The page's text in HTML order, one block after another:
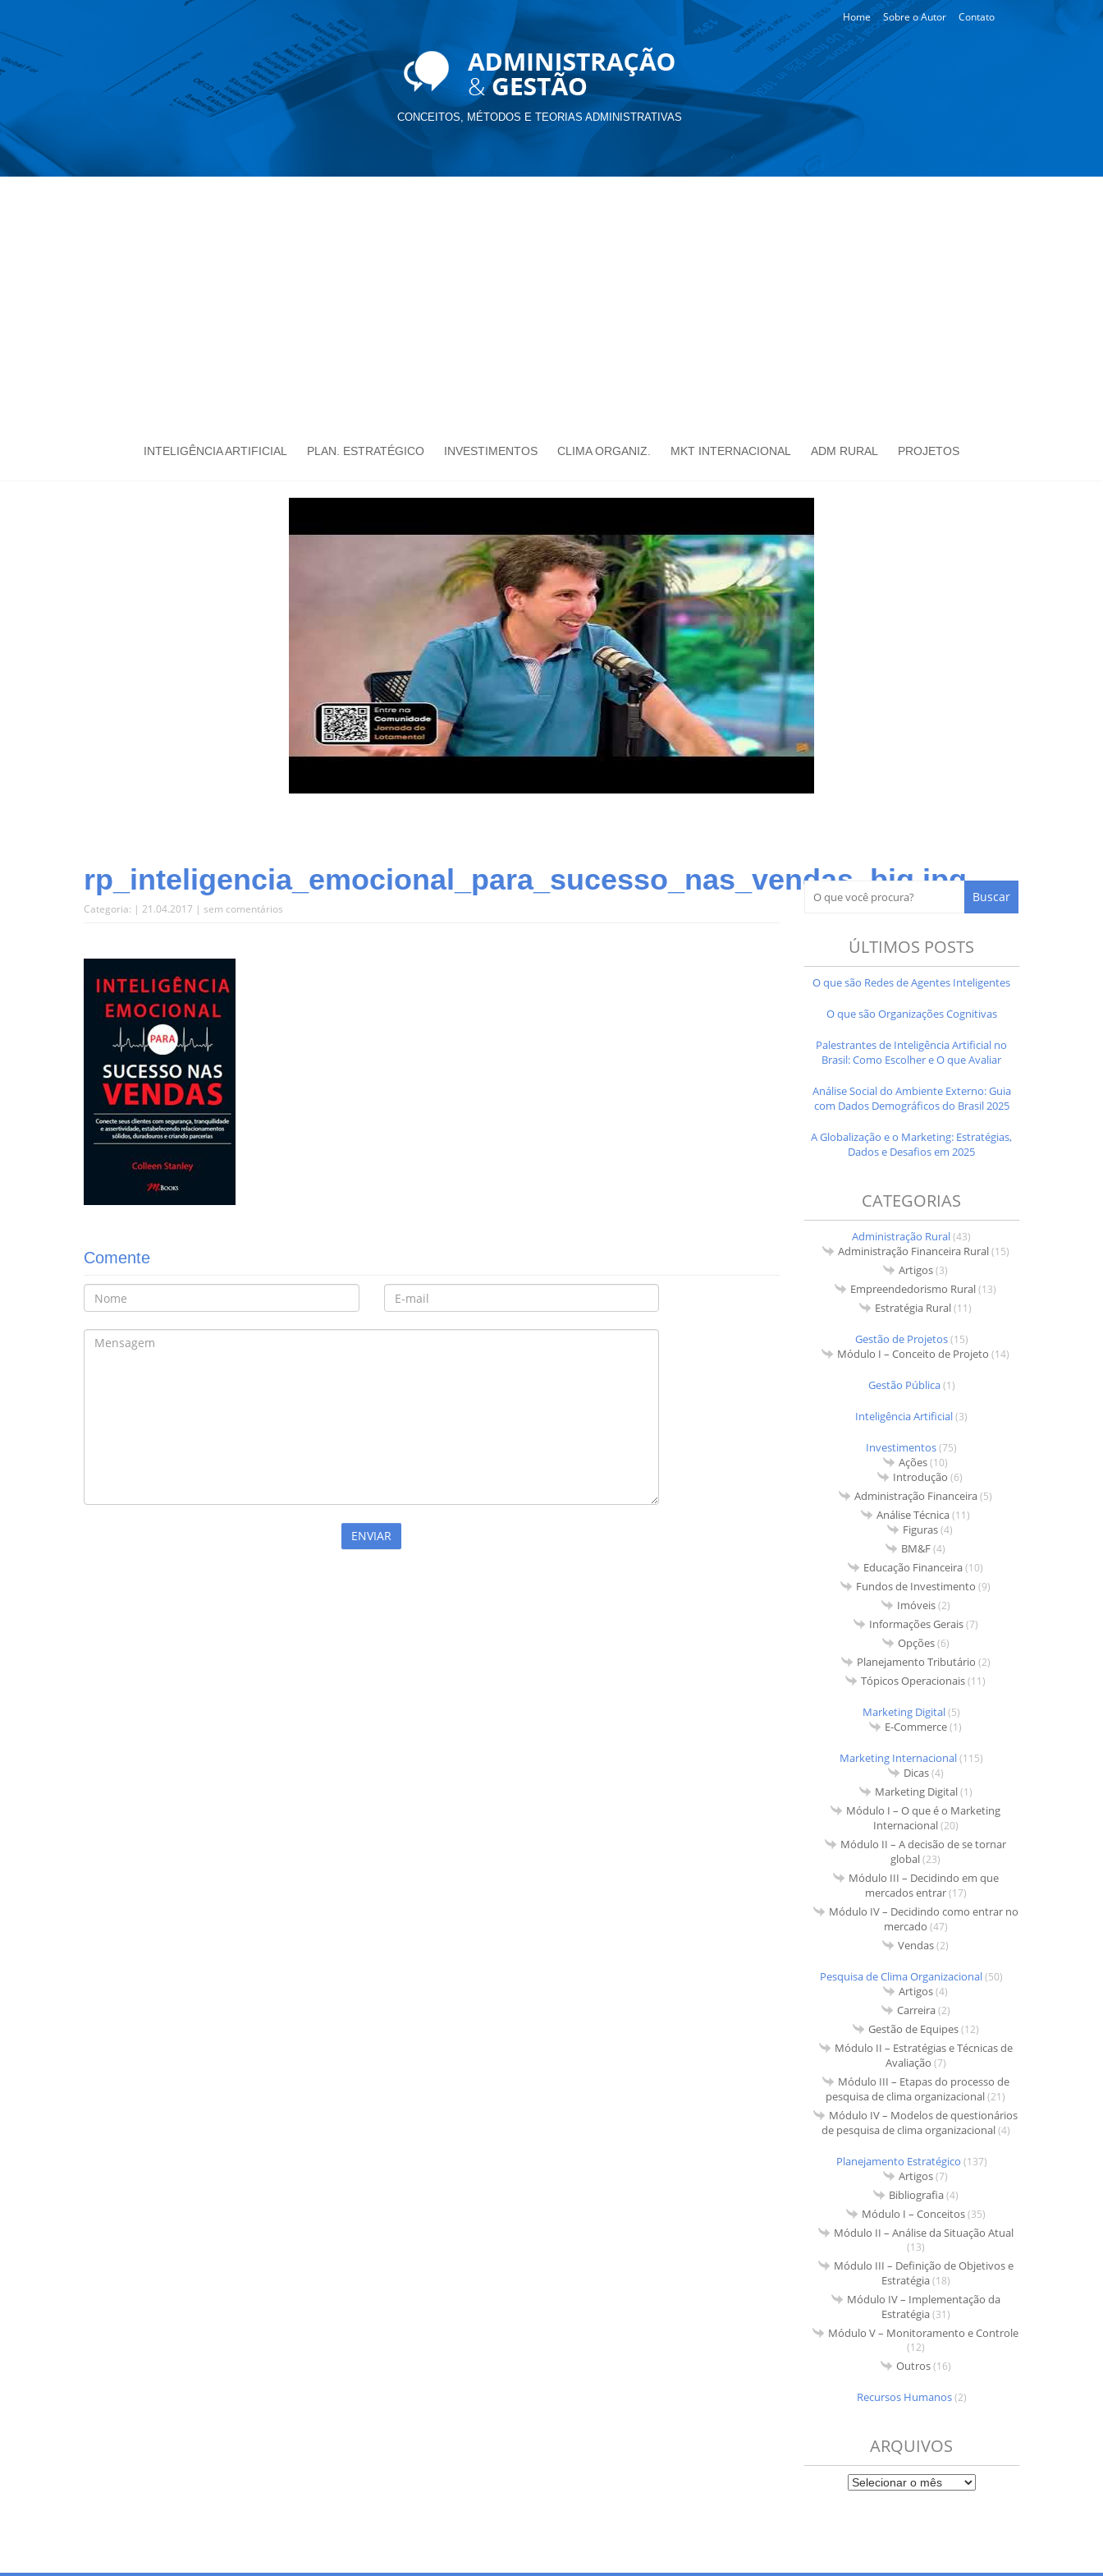
Home Sobre o Autor Contato
CONCEITOS, MÉTODOS E TEORIAS ADMINISTRATIVAS
INTELIGÊNCIA ARTIFICIAL PLAN. ESTRATÉGICO INVESTIMENTOS CLIMA ORGANIZ. MKT INTERNACIONAL ADM RURAL PROJETOS
rp_inteligencia_emocional_para_sucesso_nas_vendas_big.jpg
Categoria: | 21.04.2017 | sem comentários
Comente
ÚLTIMOS POSTS
O que são Redes de Agentes Inteligentes
O que são Organizações Cognitivas
Palestrantes de Inteligência Artificial no
Brasil: Como Escolher e O que Avaliar
Análise Social do Ambiente Externo: Guia
com Dados Demográficos do Brasil 2025
A Globalização e o Marketing: Estratégias,
Dados e Desafios em 2025
CATEGORIAS
Administração Rural(43)
Administração Financeira Rural(15)
Artigos(3)
Empreendedorismo Rural(13)
Estratégia Rural(11)
Gestão de Projetos(15)
Módulo I – Conceito de Projeto (14)
Gestão Pública(1)
Inteligência Artificial(3)
Investimentos(75)
Ações(10)
Introdução (6)
Administração Financeira(5)
Análise Técnica(11)
Figuras(4)
BM&F(4)
Educação Financeira(10)
Fundos de Investimento (9)
Imóveis(2)
Informações Gerais(7)
Opções(6)
Planejamento Tributário (2)
Tópicos Operacionais(11)
Marketing Digital(5)
E-Commerce(1)
Marketing Internacional(115)
Dicas(4)
Marketing Digital(1)
Módulo I – O que é o Marketing
Internacional(20)
Módulo II – A decisão de se tornar
global(23)
Módulo III – Decidindo em que
mercados entrar(17)
Módulo IV – Decidindo como entrar no
mercado (47)
Vendas(2)
Pesquisa de Clima Organizacional(50)
Artigos(4)
Carreira(2)
Gestão de Equipes(12)
Módulo II – Estratégias e Técnicas de
Avaliação (7)
Módulo III – Etapas do processo de
pesquisa de clima organizacional(21)
Módulo IV – Modelos de questionários
de pesquisa de clima organizacional(4)
Planejamento Estratégico (137)
Artigos(7)
Bibliografia(4)
Módulo I – Conceitos(35)
Módulo II – Análise da Situação Atual
(13)
Módulo III – Definição de Objetivos e
Estratégia(18)
Módulo IV – Implementação da
Estratégia(31)
Módulo V – Monitoramento e Controle
(12)
Outros(16)
Recursos Humanos(2)
ARQUIVOS